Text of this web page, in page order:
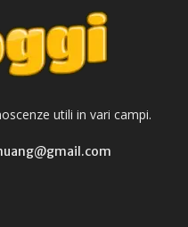
utili in vari campi.